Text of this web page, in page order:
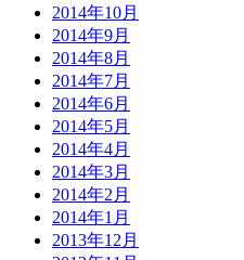
2014年10月
2014年9月
2014年8月
2014年7月
2014年6月
2014年5月
2014年4月
2014年3月
2014年2月
2014年1月
2013年12月